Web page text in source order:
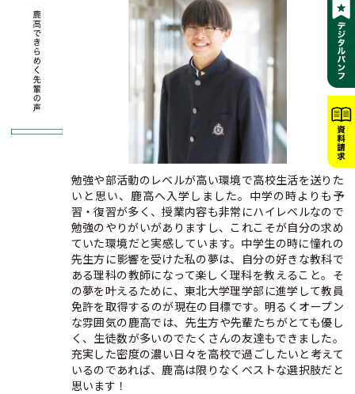
勉強や部活動のレベルが高い環境で高校生活を送りた
いと思い、鹿高へ入学しました。中学の時よりも予
習・復習が多く、授業内容も非常にハイレベルなので
勉強のやりがいがありますし、これこそが自分の求め
ていた環境だと実感しています。中学生の時に憧れの
先生方に影響を受けた私の夢は、自分の好きな教科で
ある理科の教師になって楽しく理科を教えること。そ
の夢を叶えるために、東北大学理学部に進学して教員
免許を取得するのが現在の目標です。明るくオープン
な雰囲気の鹿高では、先生方や先輩たちがとても優し
く、生徒数が多いのでたくさんの友達もできました。
充実した密度の濃い日々を高校で過ごしたいと考えて
いるのであれば、鹿高は限りなくベストな選択肢だと
思います！